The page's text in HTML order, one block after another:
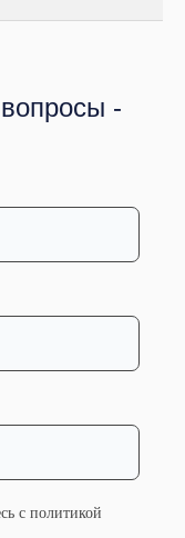
20.01.2023
-
с политикой